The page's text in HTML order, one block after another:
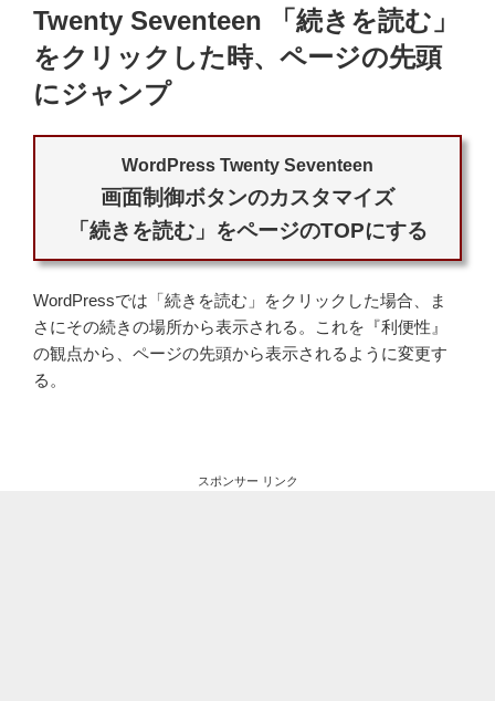
稿
日:
Twenty Seventeen 「続きを読む」
をクリックした時、ページの先頭
にジャンプ
WordPress Twenty Seventeen
画面制御ボタンのカスタマイズ
「続きを読む」をページのTOPにする
WordPressでは「続きを読む」をクリックした場合、ま
さにその続きの場所から表示される。これを『利便性』
の観点から、ページの先頭から表示されるように変更す
る。
スポンサー リンク